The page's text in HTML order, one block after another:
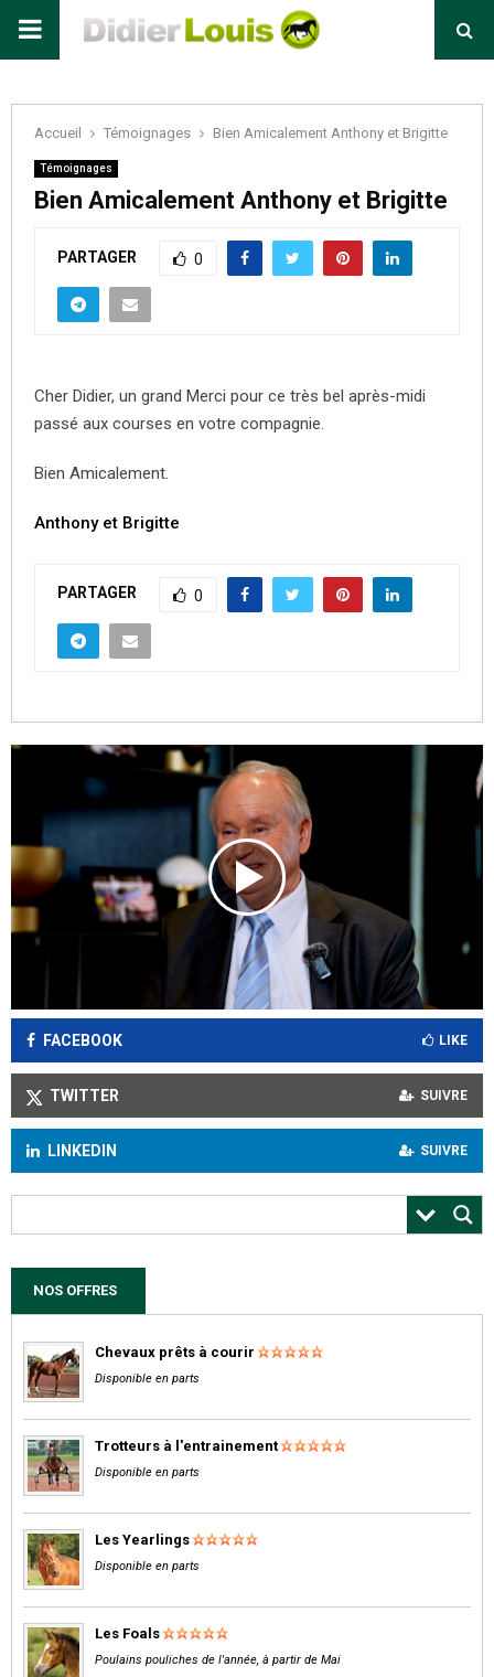
Primary
Accueil Témoignages Bien Amicalement Anthony et Brigitte
Témoignages
Bien Amicalement Anthony et Brigitte
PARTAGER 0
Cher Didier, un grand Merci pour ce très bel après-midi
passé aux courses en votre compagnie.
Bien Amicalement.
Anthony et Brigitte
PARTAGER 0
FACEBOOK LIKE
TWITTER SUIVRE
LINKEDIN SUIVRE
NOS OFFRES
Chevaux prêts à courir
Disponible en parts
Trotteurs à l'entrainement
Disponible en parts
Les Yearlings
Disponible en parts
Les Foals
Poulains pouliches de l'année, à partir de Mai